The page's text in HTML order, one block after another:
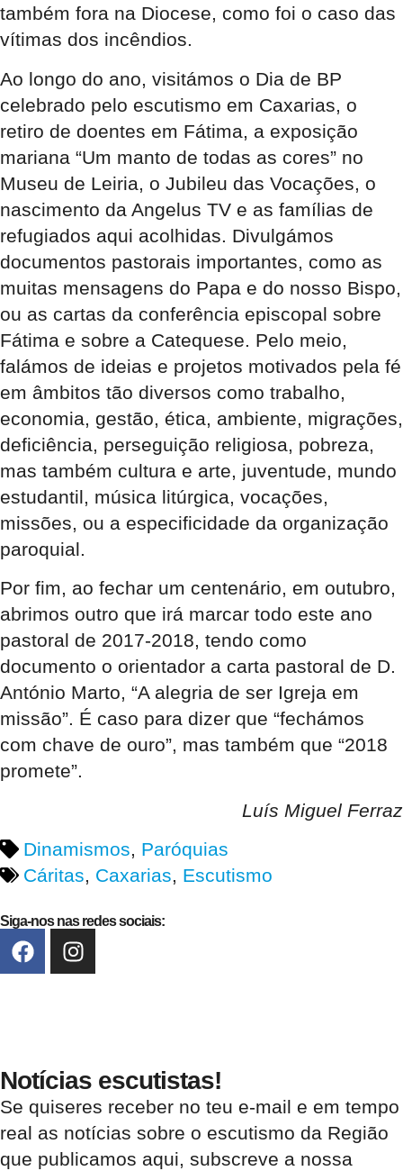
também fora na Diocese, como foi o caso das
vítimas dos incêndios.
Ao longo do ano, visitámos o Dia de BP
celebrado pelo escutismo em Caxarias, o
retiro de doentes em Fátima, a exposição
mariana “Um manto de todas as cores” no
Museu de Leiria, o Jubileu das Vocações, o
nascimento da Angelus TV e as famílias de
refugiados aqui acolhidas. Divulgámos
documentos pastorais importantes, como as
muitas mensagens do Papa e do nosso Bispo,
ou as cartas da conferência episcopal sobre
Fátima e sobre a Catequese. Pelo meio,
falámos de ideias e projetos motivados pela fé
em âmbitos tão diversos como trabalho,
economia, gestão, ética, ambiente, migrações,
deficiência, perseguição religiosa, pobreza,
mas também cultura e arte, juventude, mundo
estudantil, música litúrgica, vocações,
missões, ou a especificidade da organização
paroquial.
Por fim, ao fechar um centenário, em outubro,
abrimos outro que irá marcar todo este ano
pastoral de 2017-2018, tendo como
documento o orientador a carta pastoral de D.
António Marto, “A alegria de ser Igreja em
missão”. É caso para dizer que “fechámos
com chave de ouro”, mas também que “2018
promete”.
Luís Miguel Ferraz
Dinamismos, Paróquias
Cáritas, Caxarias, Escutismo
Siga-nos nas redes sociais:
Notícias escutistas!
Se quiseres receber no teu e-mail e em tempo
real as notícias sobre o escutismo da Região
que publicamos aqui, subscreve a nossa